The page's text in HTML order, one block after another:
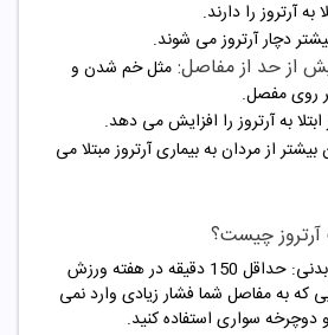
به آرتروز را دارند.
دچار آرتروز می شوند.
از حد از مفاصل: مثل خم شدن و
روی مفصل.
به آرتروز را افزایش می دهد.
بیشتر از مردان به بیماری آرتروز مبتلا می
🔹داشتن ورزش و تحرک بدنی: حداقل 150 دقیقه در هفته ورزش
که به مفاصل شما فشار زیادی وارد نمی
و دوچرخه سواری استفاده کنید.